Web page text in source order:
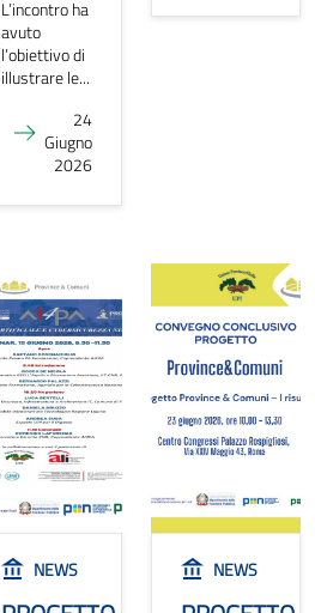
L’incontro ha
avuto
l’obiettivo di
illustrare le...
24
Giugno
2026
NEWS NEWS